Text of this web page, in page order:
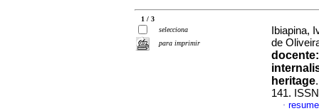
1 / 3
selecciona
para imprimir
Ibiapina,
de
heritage
141.
·